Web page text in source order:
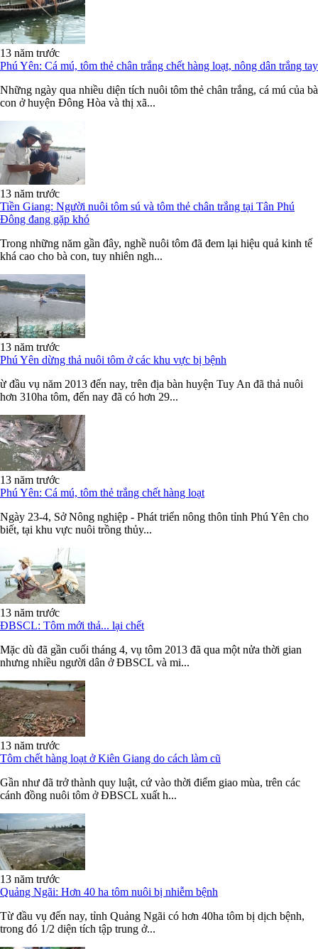
13 năm trước
Phú Yên: Cá mú, tôm thẻ chân trắng chết hàng loạt, nông dân trắng tay
Những ngày qua nhiều diện tích nuôi tôm thẻ chân trắng, cá mú của bà
con ở huyện Đông Hòa và thị xã...
13 năm trước
Tiền Giang: Người nuôi tôm sú và tôm thẻ chân trắng tại Tân Phú
Đông đang gặp khó
Trong những năm gần đây, nghề nuôi tôm đã đem lại hiệu quả kinh tế
khá cao cho bà con, tuy nhiên ngh...
13 năm trước
Phú Yên dừng thả nuôi tôm ở các khu vực bị bệnh
ừ đầu vụ năm 2013 đến nay, trên địa bàn huyện Tuy An đã thả nuôi
hơn 310ha tôm, đến nay đã có hơn 29...
13 năm trước
Phú Yên: Cá mú, tôm thẻ trắng chết hàng loạt
Ngày 23-4, Sở Nông nghiệp - Phát triển nông thôn tỉnh Phú Yên cho
biết, tại khu vực nuôi trồng thủy...
13 năm trước
ĐBSCL: Tôm mới thả... lại chết
Mặc dù đã gần cuối tháng 4, vụ tôm 2013 đã qua một nửa thời gian
nhưng nhiều người dân ở ĐBSCL và mi...
13 năm trước
Tôm chết hàng loạt ở Kiên Giang do cách làm cũ
Gần như đã trở thành quy luật, cứ vào thời điểm giao mùa, trên các
cánh đồng nuôi tôm ở ĐBSCL xuất h...
13 năm trước
Quảng Ngãi: Hơn 40 ha tôm nuôi bị nhiễm bệnh
Từ đầu vụ đến nay, tỉnh Quảng Ngãi có hơn 40ha tôm bị dịch bệnh,
trong đó 1/2 diện tích tập trung ở...